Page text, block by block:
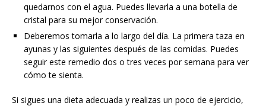
quedarnos con el agua. Puedes llevarla a una botella de
cristal para su mejor conservación.
Deberemos tomarla a lo largo del día. La primera taza en
ayunas y las siguientes después de las comidas. Puedes
seguir este remedio dos o tres veces por semana para ver
cómo te sienta.
Si sigues una dieta adecuada y realizas un poco de ejercicio,